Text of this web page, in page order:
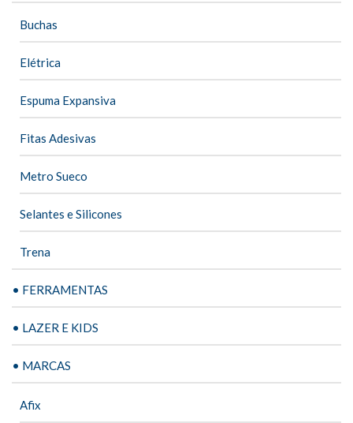
Buchas
Elétrica
Espuma Expansiva
Fitas Adesivas
Metro Sueco
Selantes e Silicones
Trena
• FERRAMENTAS
• LAZER E KIDS
• MARCAS
Afix